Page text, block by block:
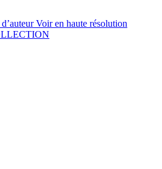
Voir en haute résolution